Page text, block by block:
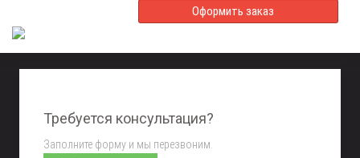
Требуется консультация?
Заполните форму и мы перезвоним.